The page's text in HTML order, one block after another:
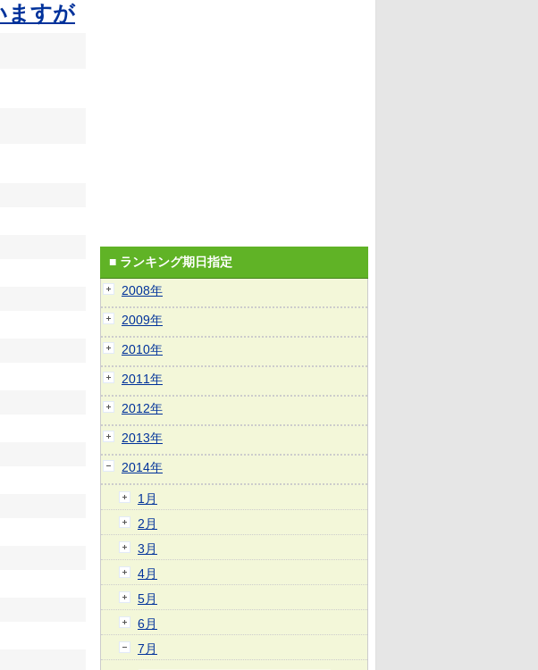
ますが
■ ランキング期日指定
2008年
2009年
2010年
2011年
2012年
2013年
2014年
1月
2月
3月
4月
5月
6月
7月